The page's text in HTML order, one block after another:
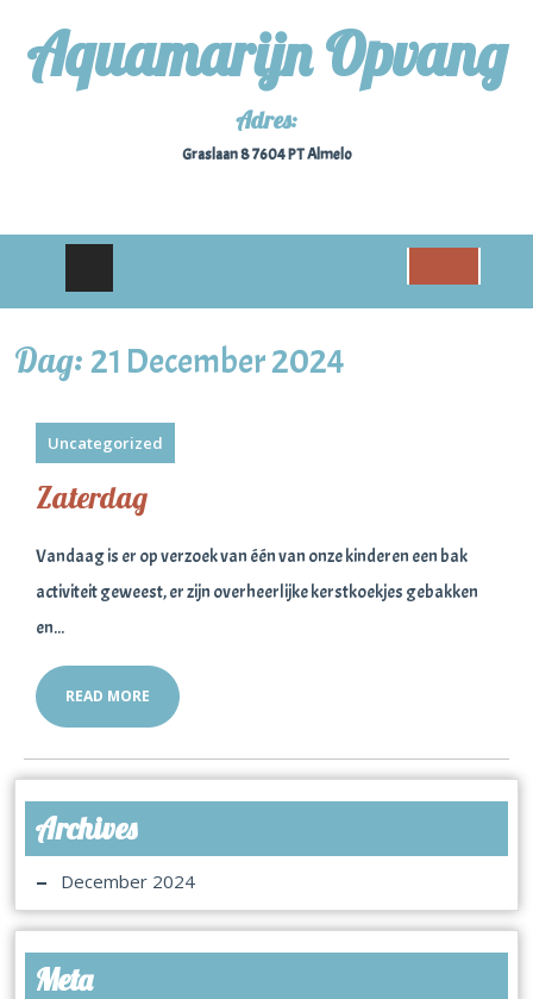
Aquamarijn Opvang
Adres:
Graslaan 8 7604 PT Almelo
Dag:21 December 2024
Uncategorized
Zaterdag
Vandaag is er op verzoek van één van onze kinderen een bak
activiteit geweest, er zijn overheerlijke kerstkoekjes gebakken
en...
READ MORE
Archives
December 2024
Meta